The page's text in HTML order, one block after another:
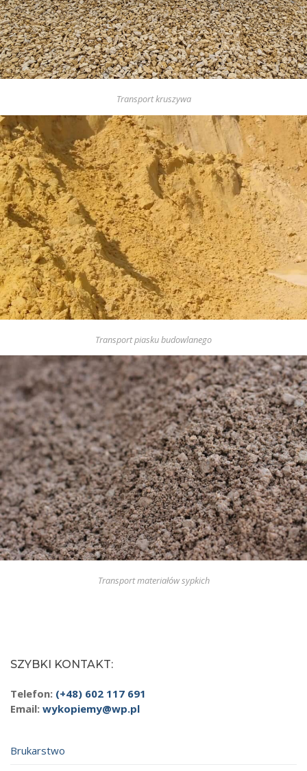
Transport kruszywa
Transport piasku budowlanego
Transport materiałów sypkich
SZYBKI KONTAKT:
Telefon: (+48) 602 117 691
Email: wykopiemy@wp.pl
Brukarstwo